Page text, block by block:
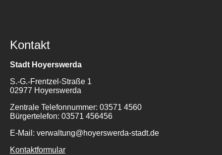
Kontakt
Stadt Hoyerswerda
S.-G.-Frentzel-Straße 1
02977 Hoyerswerda
Zentrale Telefonnummer: 03571 4560
Bürgertelefon: 03571 456456
E-Mail: verwaltung@hoyerswerda-stadt.de
Kontaktformular